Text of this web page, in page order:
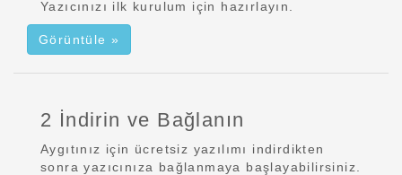
Yazıcınızı ilk kurulum için hazırlayın.
Görüntüle »
2 İndirin ve Bağlanın
Aygıtınız için ücretsiz yazılımı indirdikten
sonra yazıcınıza bağlanmaya başlayabilirsiniz.